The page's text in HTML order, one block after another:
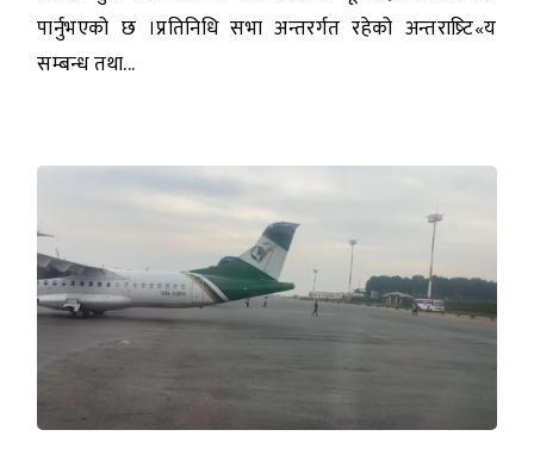
पार्नुभएको छ ।प्रतिनिधि सभा अन्तरर्गत रहेको अन्तराष्र्टि«य
सम्बन्ध तथा...